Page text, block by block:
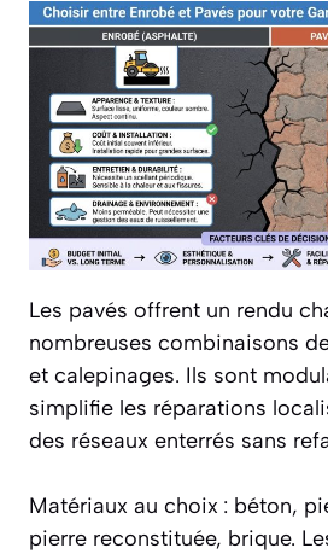
Les pavés offrent un rendu
nombreuses combinaisons
et calepinages. Ils sont
simplifie les réparations
des réseaux enterrés sans
Matériaux au choix : béton,
pierre reconstituée, brique.